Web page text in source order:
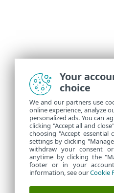
Your
choice
We and our partners use
online experience, analyze
personalized ads. You can
clicking "Accept all and
choosing "Accept
settings by clicking
withdraw your consent
anytime by clicking the
footer or in your
information, see ourCookie